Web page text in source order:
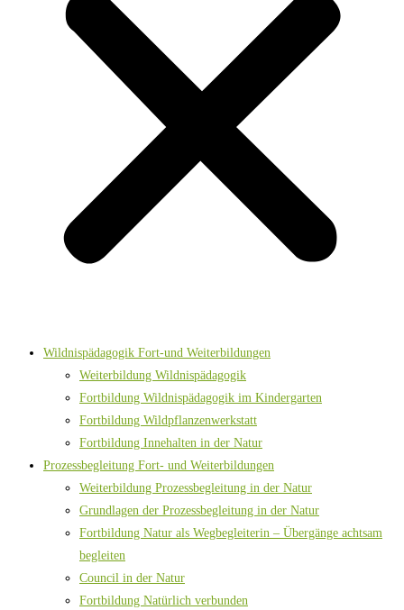
Wildnispädagogik Fort-und Weiterbildungen
Weiterbildung Wildnispädagogik
Fortbildung Wildnispädagogik im Kindergarten
Fortbildung Wildpflanzenwerkstatt
Fortbildung Innehalten in der Natur
Prozessbegleitung Fort- und Weiterbildungen
Weiterbildung Prozessbegleitung in der Natur
Grundlagen der Prozessbegleitung in der Natur
Fortbildung Natur als Wegbegleiterin – Übergänge achtsam
begleiten
Council in der Natur
Fortbildung Natürlich verbunden